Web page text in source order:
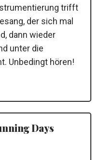
trifft
der sich mal
dann wieder
unter die
Unbedingt hören!
Days